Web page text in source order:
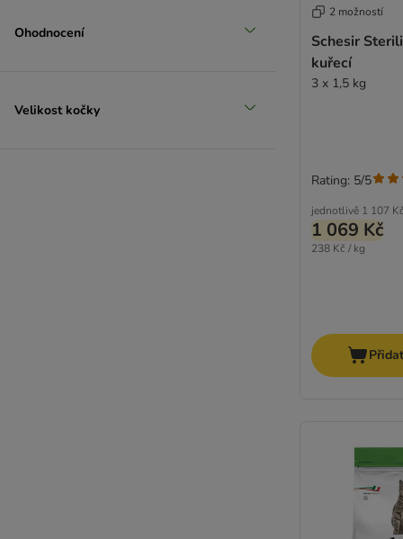
Ziwi Peak
Ohodnocení
Velikost kočky
2 možností
Schesir
kuřecí
3 x 1,5 kg
jednotlivě 1 107 Kč
1 069 Kč
238 Kč / kg
Rating: 5/5